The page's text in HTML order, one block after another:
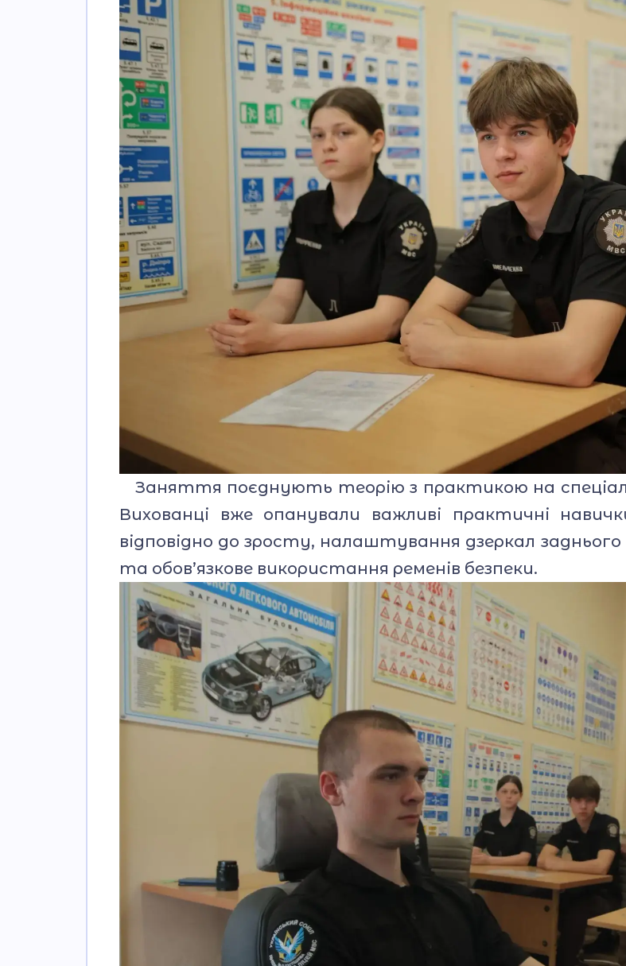
Заняття поєднують теорію з практикою на
Вихованці вже опанували важливі практичні
відповідно до зросту, налаштування дзеркал
та обов’язкове використання ременів безпеки.